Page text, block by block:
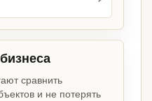
сравнить
и не потерять